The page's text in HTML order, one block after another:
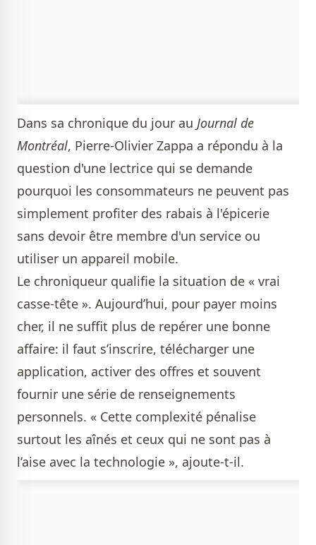
Dans sa chronique du jour au Journal de
Montréal, Pierre-Olivier Zappa a répondu à la
question d'une lectrice qui se demande
pourquoi les consommateurs ne peuvent pas
simplement profiter des rabais à l'épicerie
sans devoir être membre d'un service ou
utiliser un appareil mobile.
Le chroniqueur qualifie la situation de « vrai
casse-tête ». Aujourd’hui, pour payer moins
cher, il ne suffit plus de repérer une bonne
affaire: il faut s’inscrire, télécharger une
application, activer des offres et souvent
fournir une série de renseignements
personnels. « Cette complexité pénalise
surtout les aînés et ceux qui ne sont pas à
l’aise avec la technologie », ajoute-t-il.